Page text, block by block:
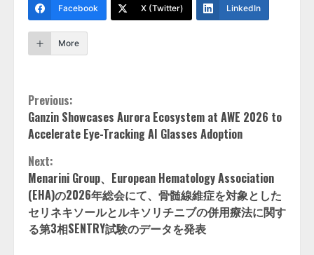
Facebook X (Twitter) LinkedIn
More
Continue
Reading
Previous:
Ganzin Showcases Aurora Ecosystem at AWE 2026 to
Accelerate Eye-Tracking AI Glasses Adoption
Next:
Menarini Group、European Hematology Association
(EHA)の2026年総会にて、骨髄線維症を対象とした
セリネキソールとルキソリチニブの併用療法に関す
る第3相SENTRY試験のデータを発表